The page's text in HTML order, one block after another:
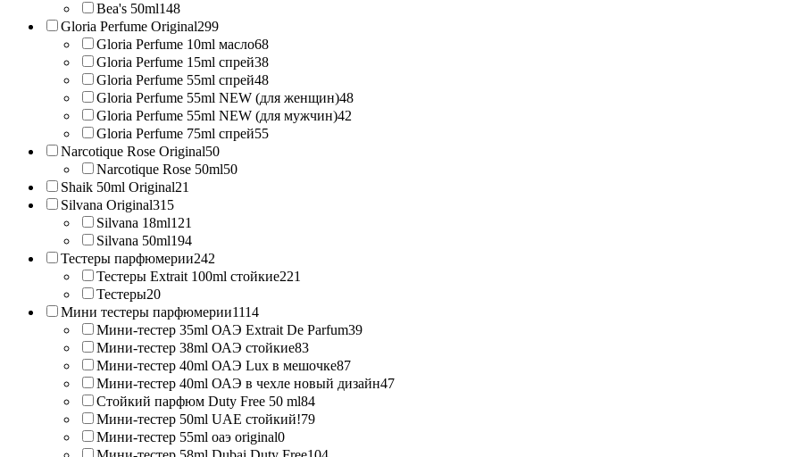
Bea's 50ml148
Gloria Perfume Original299
Gloria Perfume 10ml масло68
Gloria Perfume 15ml спрей38
Gloria Perfume 55ml спрей48
Gloria Perfume 55ml NEW (для женщин)48
Gloria Perfume 55ml NEW (для мужчин)42
Gloria Perfume 75ml спрей55
Narcotique Rose Original50
Narcotique Rose 50ml50
Shaik 50ml Original21
Silvana Original315
Silvana 18ml121
Silvana 50ml194
Тестеры парфюмерии242
Тестеры Extrait 100ml стойкие221
Тестеры20
Мини тестеры парфюмерии1114
Мини-тестер 35ml ОАЭ Extrait De Parfum39
Мини-тестер 38ml ОАЭ стойкие83
Мини-тестер 40ml ОАЭ Lux в мешочке87
Мини-тестер 40ml ОАЭ в чехле новый дизайн47
Стойкий парфюм Duty Free 50 ml84
Мини-тестер 50ml UAE стойкий!79
Мини-тестер 55ml оаэ original0